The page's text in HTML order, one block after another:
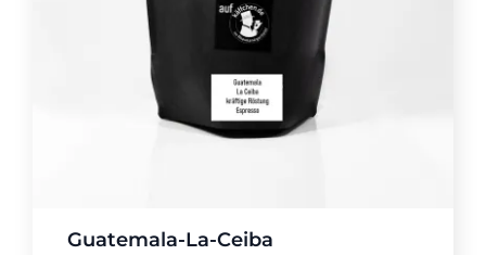
Guatemala-La-Ceiba